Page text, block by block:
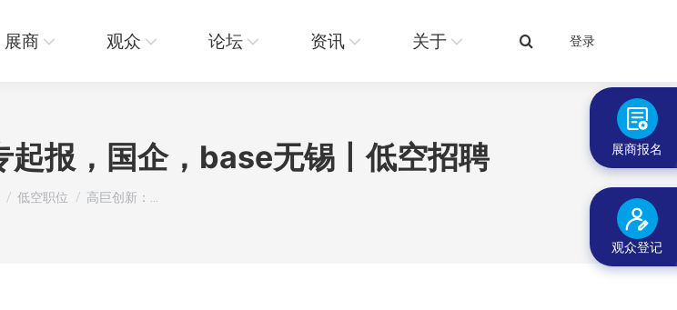
展商 观众 论坛 资讯 关于
搜
登录
起报，国企，base无锡丨低空招聘
里：
低空职位 高巨创新：…
展商报名
观众登记
观众 论坛 资讯 关于
搜